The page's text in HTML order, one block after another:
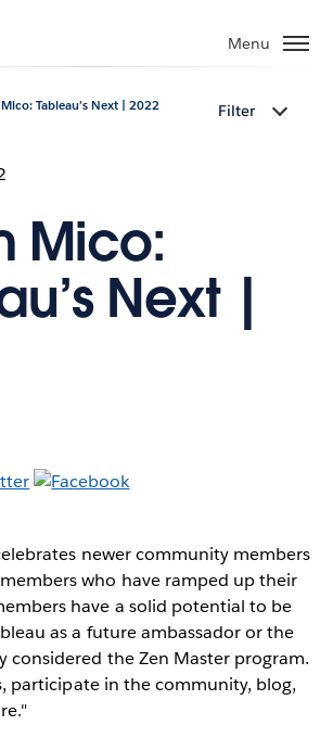
Menu
Tableau’s Next | 2022 Filter
Mico:
Next |
newer community members
who have ramped up their
have a solid potential to be
as a future ambassador or the
considered the Zen Master program.
participate in the community, blog,